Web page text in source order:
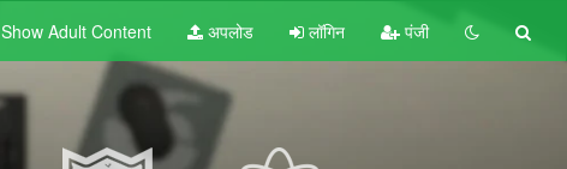
Show Adult Content अपलोड लॉगिन पंजी